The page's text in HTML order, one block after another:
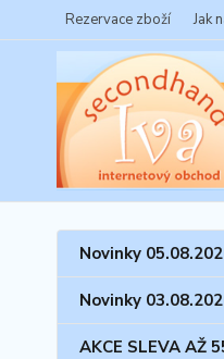
Rezervace zboží Jak
Novinky
Novinky
AKCE SLEVA AŽ